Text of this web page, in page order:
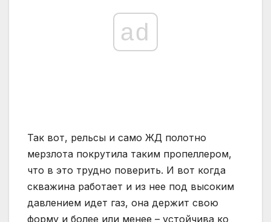
ad
Так вот, рельсы и само ЖД полотно
мерзлота покрутила таким пропеллером,
что в это трудно поверить. И вот когда
скважина работает и из нее под высоким
давлением идет газ, она держит свою
форму и более или менее – устойчива ко